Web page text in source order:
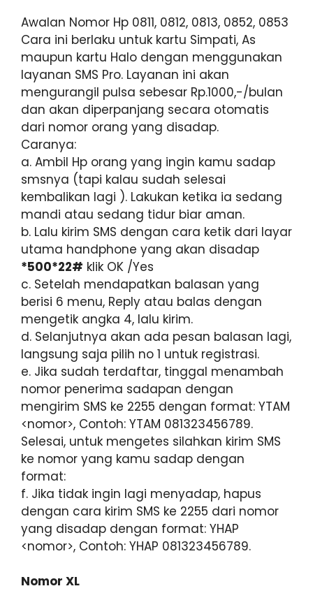
Awalan Nomor Hp 0811, 0812, 0813, 0852, 0853
Cara ini berlaku untuk kartu Simpati, As
maupun kartu Halo dengan menggunakan
Iayanan SMS Pro. Layanan ini akan
mengurangil pulsa sebesar Rp.1000,-/bulan
dan akan diperpanjang secara otomatis
dari nomor orang yang disadap.
Caranya:
a. Ambil Hp orang yang ingin kamu sadap
smsnya (tapi kalau sudah selesai
kembalikan Iagi ). Lakukan ketika ia sedang
mandi atau sedang tidur biar aman.
b. Lalu kirim SMS dengan cara ketik dari layar
utama handphone yang akan disadap
*500*22# klik OK /Yes
c. Setelah mendapatkan balasan yang
berisi 6 menu, Reply atau balas dengan
mengetik angka 4, lalu kirim.
d. Selanjutnya akan ada pesan balasan lagi,
langsung saja pilih no 1 untuk registrasi.
e. Jika sudah terdaftar, tinggal menambah
nomor penerima sadapan dengan
mengirim SMS ke 2255 dengan format: YTAM
<nomor>, Contoh: YTAM 081323456789.
Selesai, untuk mengetes silahkan kirim SMS
ke nomor yang kamu sadap dengan
format:
f. Jika tidak ingin lagi menyadap, hapus
dengan cara kirim SMS ke 2255 dari nomor
yang disadap dengan format: YHAP
<nomor>, Contoh: YHAP 081323456789.
Nomor XL